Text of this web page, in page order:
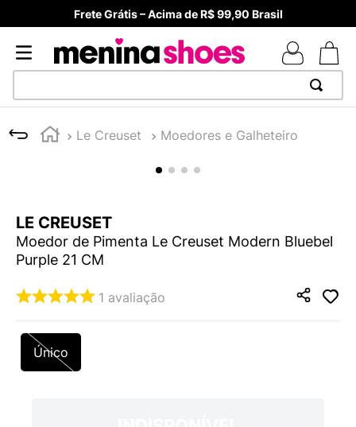
Frete Grátis – Acima de R$ 99,90 Brasil
Le Creuset Moedores e Galheteiro
LE CREUSET
Moedor de Pimenta Le Creuset Modern Bluebel
Purple 21 CM
1 avaliação
Único
1
TÊNIS NEWS BALANCE 530
4º
TÊNIS VEJA WHITE
5º
ADIDAS
7 º
MELISSA SLIDE
8º
NEW BALANCE 204L
NEW 530